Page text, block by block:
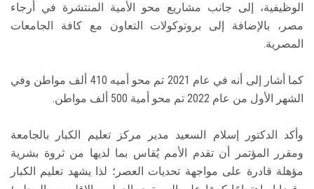
الوظيفية، إلى جانب مشاريع محو الأمية المنتشرة في أرجاء
مصر، بالإضافة إلى بروتوكولات التعاون مع كافة الجامعات
المصرية.
كما أشار إلى أنه في عام 2021 تم محو أميه 410 ألف مواطن وفي
الشهر الأول من عام 2022 تم محو أمية 500 ألف مواطن.
وأكد الدكتور إسلام السعيد مدير مركز تعليم الكبار بالجامعة
ومقرر المؤتمر أن تقدم الأمم يُقاس بما لديها من ثروة بشرية
مؤهلة قادرة على مواجهة تحديات العصر؛ لذا يشهد تعليم الكبار